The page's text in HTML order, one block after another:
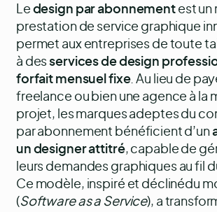
Le design par abonnementest un
prestation de service graphique
permet aux entreprises de toute
à desservices de design
forfait mensuel fixe. Au lieu de
freelance ou bien une agence à la
projet, les marques adeptes du
par abonnement bénéficient d’un
un designer attitré, capable de
leurs demandes graphiques au fil
Ce modèle, inspiré et déclinédu
(Software as a Service), a